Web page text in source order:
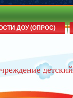
ДОУ (ОПРОС)